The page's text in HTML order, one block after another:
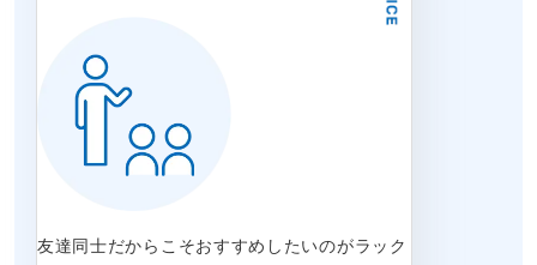
友達同士だからこそおすすめしたいのがラック